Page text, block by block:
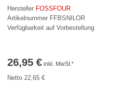
Hersteller FOSSFOUR
Artikelnummer FFBSNILOR
Verfügbarkeit auf Vorbestellung
26,95 € inkl. MwSt.*
Netto 22,65 €